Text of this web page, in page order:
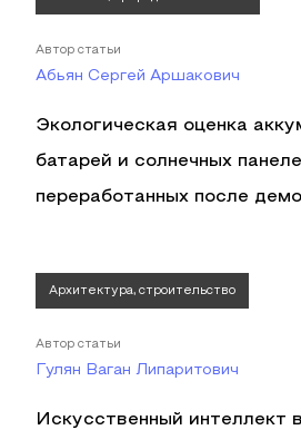
Автор статьи
Абьян Сергей Аршакович
Экологическая оценка
батарей и солнечных
переработанных после
Архитектура, строительство
Автор статьи
Гулян Ваган Липаритович
Искусственный интеллект